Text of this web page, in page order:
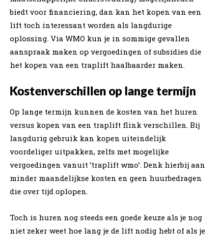
biedt voor financiering, dan kan het kopen van een
lift toch interessant worden als langdurige
oplossing. Via WMO kun je in sommige gevallen
aanspraak maken op vergoedingen of subsidies die
het kopen van een traplift haalbaarder maken.
Kostenverschillen op lange termijn
Op lange termijn kunnen de kosten van het huren
versus kopen van een traplift flink verschillen. Bij
langdurig gebruik kan kopen uiteindelijk
voordeliger uitpakken, zelfs met mogelijke
vergoedingen vanuit ’traplift wmo’. Denk hierbij aan
minder maandelijkse kosten en geen huurbedragen
die over tijd oplopen.
Toch is huren nog steeds een goede keuze als je nog
niet zeker weet hoe lang je de lift nodig hebt of als je